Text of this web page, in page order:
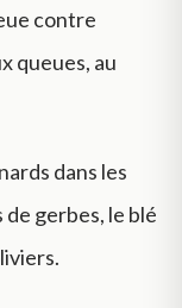
contre
queues, au
dans les
de gerbes, le blé